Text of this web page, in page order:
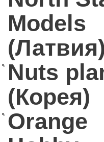
Models
(Латвия)
Nuts
(Корея)
Orange